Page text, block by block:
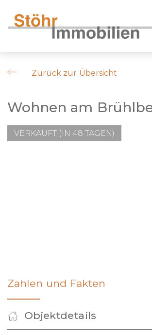
Zurück zur Übersicht
Wohnen am
VERKAUFT (IN 48 TAGEN)
Zahlen und Fakten
Objektdetails